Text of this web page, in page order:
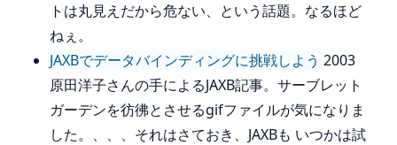
トは丸見えだから危ない、という話題。なるほど
ねぇ。
JAXBでデータバインディングに挑戦しよう 2003
原田洋子さんの手によるJAXB記事。サーブレット
ガーデンを彷彿とさせるgifファイルが気になりま
した。、、、それはさておき、JAXBも いつかは試